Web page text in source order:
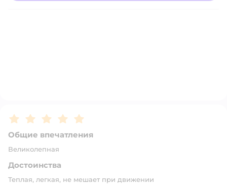
Рейтинг:5
Общие впечатления
Великолепная
Достоинства
Теплая, легкая, не мешает при движении